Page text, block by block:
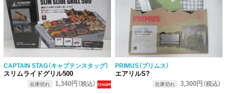
CAPTAIN STAG（キャプテンスタッグ）
スリムライドグリル500
在庫切れ 1,340円（税込） 72%OFF
PRIMUS（プリムス）
エアリルS?
在庫切れ 3,300円（税込）